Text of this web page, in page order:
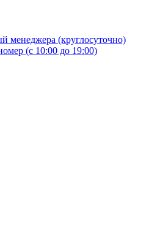
менеджера (круглосуточно)
(с 10:00 до 19:00)